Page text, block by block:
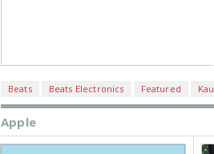
Beats Beats Electronics Featured
Apple